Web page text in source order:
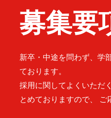
募集要
新卒・中途を問わず、学
ております。
採用に関してよくいただ
とめておりますので、 ご